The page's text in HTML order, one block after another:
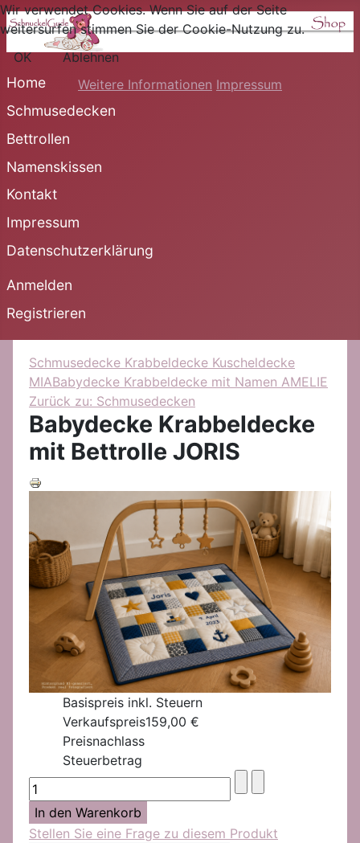
Home
Schmusedecken
Bettrollen
Namenskissen
Kontakt
Impressum
Datenschutzerklärung
Anmelden
Registrieren
Schmusedecke Krabbeldecke Kuscheldecke
MIABabydecke Krabbeldecke mit Namen AMELIE
Zurück zu: Schmusedecken
Babydecke Krabbeldecke
mit Bettrolle JORIS
Basispreis inkl. Steuern
Verkaufspreis159,00 €
Preisnachlass
Steuerbetrag
Stellen Sie eine Frage zu diesem Produkt
Wir verwendet Cookies. Wenn Sie auf der Seite
weitersurfen stimmen Sie der Cookie-Nutzung zu.
OK
Ablehnen
Weitere Informationen Impressum